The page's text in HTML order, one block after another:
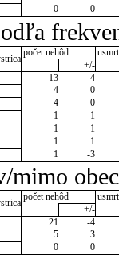
0 0
počet nehôd
+/-
13
4
4
0
4
0
1
1
1
1
1
1
1 -3
mimo obec
počet nehôd
+/-
21
-4
5
3
0 0